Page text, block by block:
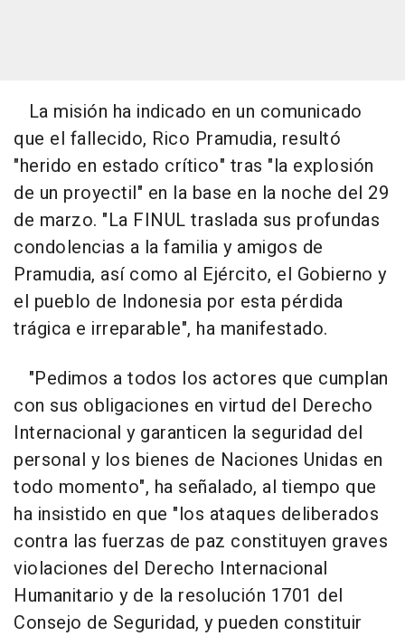
La misión ha indicado en un comunicado
que el fallecido, Rico Pramudia, resultó
"herido en estado crítico" tras "la explosión
de un proyectil" en la base en la noche del 29
de marzo. "La FINUL traslada sus profundas
condolencias a la familia y amigos de
Pramudia, así como al Ejército, el Gobierno y
el pueblo de Indonesia por esta pérdida
trágica e irreparable", ha manifestado.
"Pedimos a todos los actores que cumplan
con sus obligaciones en virtud del Derecho
Internacional y garanticen la seguridad del
personal y los bienes de Naciones Unidas en
todo momento", ha señalado, al tiempo que
ha insistido en que "los ataques deliberados
contra las fuerzas de paz constituyen graves
violaciones del Derecho Internacional
Humanitario y de la resolución 1701 del
Consejo de Seguridad, y pueden constituir